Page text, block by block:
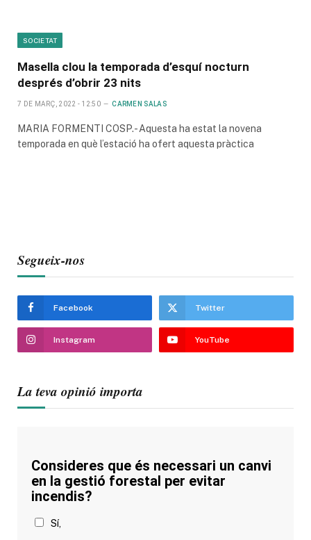
SOCIETAT
Masella clou la temporada d’esquí nocturn
després d’obrir 23 nits
7 DE MARÇ, 2022 - 12:50 CARMEN SALAS
MARIA FORMENTI COSP.- Aquesta ha estat la novena
temporada en què l’estació ha ofert aquesta pràctica
Segueix-nos
Facebook Twitter
Instagram YouTube
La teva opinió importa
Consideres que és necessari un canvi
en la gestió forestal per evitar
incendis?
Sí,